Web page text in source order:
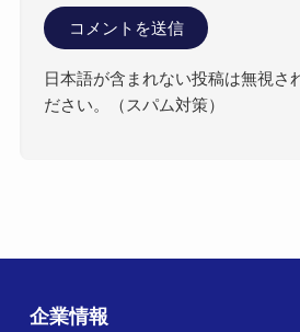
日本語が含まれない投稿は無視さ
ださい。（スパム対策）
企業情報